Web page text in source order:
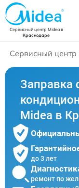
Сервисный центр Mideaв
Краснодаре
Сервисный центр
Заправка
Midea в
до 3 лет
ремонт по